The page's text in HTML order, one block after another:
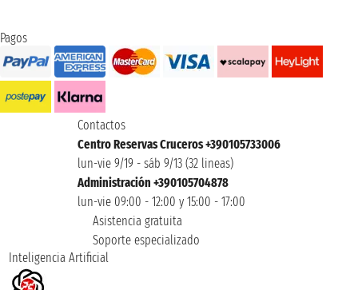
Pagos
Contactos
Centro Reservas Cruceros +390105733006
lun-vie 9/19 - sáb 9/13 (32 lineas)
Administración +390105704878
lun-vie 09:00 - 12:00 y 15:00 - 17:00
Asistencia gratuita
Soporte especializado
Inteligencia Artificial